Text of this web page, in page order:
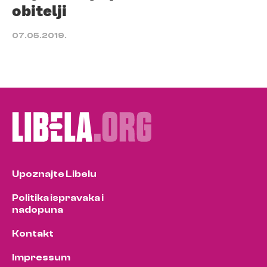
obitelji
07.05.2019.
Upoznajte Libelu
Politika ispravaka i
nadopuna
Kontakt
Impressum